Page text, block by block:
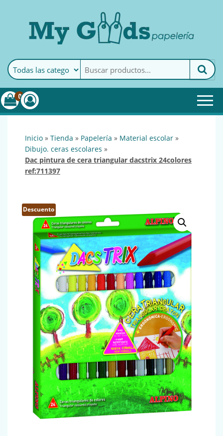
MyGoods · PapeleríaMy Goods es tu papelería
online de confianza. Podrás
encontrar todo lo necesario
0
inicio » tienda » papelería » material escolar »
dibujo. ceras escolares »
dac pintura de cera triangular dacstrix 24colores
ref:711397
Descuento